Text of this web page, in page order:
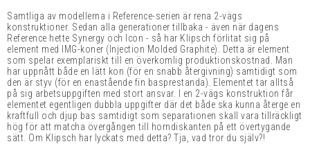
Samtliga av modellerna i Reference-serien är rena 2-vägs
konstruktioner. Sedan alla generationer tillbaka - även när dagens
Reference hette Synergy och Icon - så har Klipsch förlitat sig på
element med IMG-koner (Injection Molded Graphite). Detta är element
som spelar exemplariskt till en överkomlig produktionskostnad. Man
har uppnått både en lätt kon (för en snabb återgivning) samtidigt som
den är styv (för en enastående fin basprestanda). Elementet tar alltså
på sig arbetsuppgiften med stort ansvar. I en 2-vägs konstruktion får
elementet egentligen dubbla uppgifter där det både ska kunna återge en
kraftfull och djup bas samtidigt som separationen skall vara tillräckligt
hög för att matcha övergången till horndiskanten på ett övertygande
sätt. Om Klipsch har lyckats med detta? Tja, vad tror du själv?!